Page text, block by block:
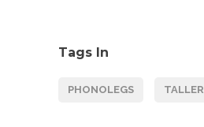
Tags In
PHONOLEGS TALLER